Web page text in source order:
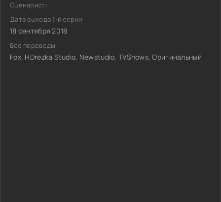
Сценарист:
Дата выхода 1-й серии:
18 сентября 2018
Все переводы:
Fox, HDrezka Studio, Newstudio, TVShows, Оригинальный